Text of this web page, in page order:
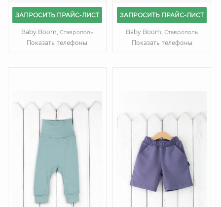
ЗАПРОСИТЬ ПРАЙС-ЛИСТ
Baby Boom, Ставрополь
Показать телефоны
ЗАПРОСИТЬ ПРАЙС-ЛИСТ
Baby Boom,Ставрополь
Показать телефоны